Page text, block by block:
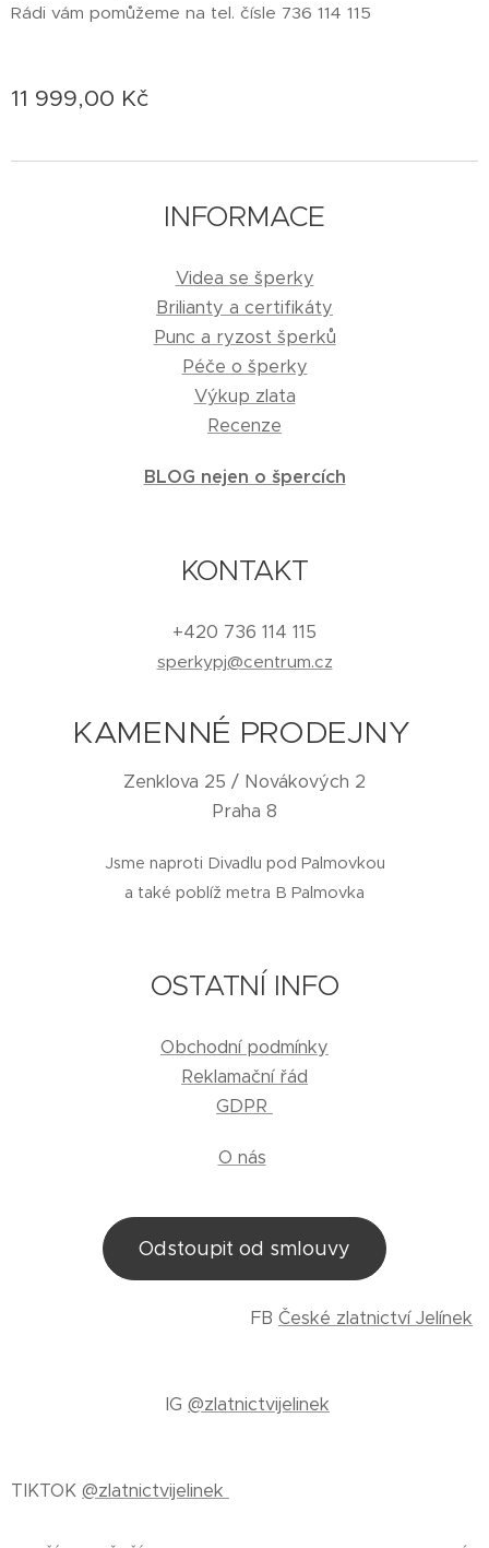
Rádi vám pomůžeme na tel. čísle 736 114 115
11 999,00 Kč
INFORMACE
Videa se šperky
Brilianty a certifikáty
Punc a ryzost šperků
Péče o šperky
Výkup zlata
Recenze
BLOG nejen o špercích
KONTAKT
+420 736 114 115
sperkypj@centrum.cz
KAMENNÉ PRODEJNY
Zenklova 25 / Novákových 2
Praha 8
Jsme naproti Divadlu pod Palmovkou
a také poblíž metra B Palmovka
OSTATNÍ INFO
Obchodní podmínky
Reklamační řád
GDPR
O nás
Odstoupit od smlouvy
FB České zlatnictví Jelínek
IG @zlatnictvijelinek
TIKTOK @zlatnictvijelinek